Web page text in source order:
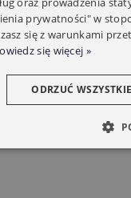
oktagonalna:
Siłowniki:
prywatności" w
się z warunkami
się więcej »
ODRZUĆ WSZYSTKIE